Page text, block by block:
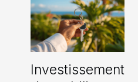
Investissement